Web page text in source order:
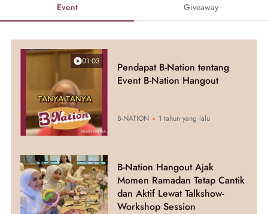
Event Giveaway
01:03
Pendapat B-Nation tentang
Event B-Nation Hangout
B-NATION 1 tahun yang lalu
B-Nation Hangout Ajak
Momen Ramadan Tetap Cantik
dan Aktif Lewat Talkshow-
Workshop Session